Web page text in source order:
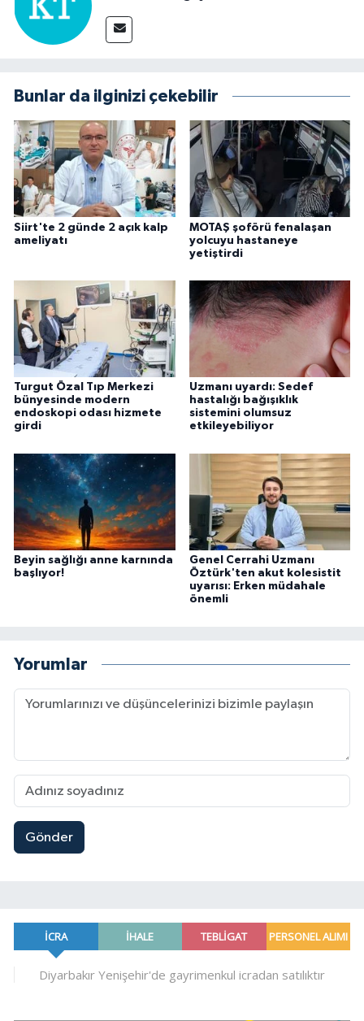
Bunlar da ilginizi çekebilir
Siirt'te 2 günde 2 açık kalp
ameliyatı
MOTAŞ şoförü fenalaşan
yolcuyu hastaneye
yetiştirdi
Turgut Özal Tıp Merkezi
bünyesinde modern
endoskopi odası hizmete
girdi
Uzmanı uyardı: Sedef
hastalığı bağışıklık
sistemini olumsuz
etkileyebiliyor
Beyin sağlığı anne karnında
başlıyor!
Genel Cerrahi Uzmanı
Öztürk'ten akut kolesistit
uyarısı: Erken müdahale
önemli
Yorumlar
Gönder